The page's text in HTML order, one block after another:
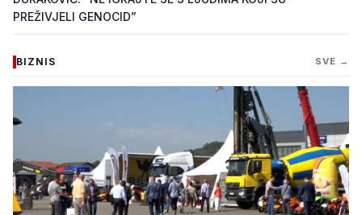
PREŽIVJELI GENOCID”
BIZNIS SVE →